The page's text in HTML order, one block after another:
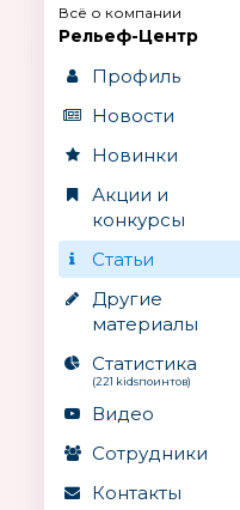
Всё о компании
Рельеф-Центр
Профиль
Новости
Новинки
Акции и
конкурсы
Статьи
Другие
материалы
Статистика
(221 kidsпоинтов)
Видео
Сотрудники
Контакты